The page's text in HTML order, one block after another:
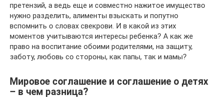
претензий, а ведь еще и совместно нажитое имущество
нужно разделить, алименты взыскать и попутно
вспомнить о словах свекрови. И в какой из этих
моментов учитываются интересы ребенка? А как же
право на воспитание обоими родителями, на защиту,
заботу, любовь со стороны, как папы, так и мамы?
Мировое соглашение и соглашение о детях
– в чем разница?